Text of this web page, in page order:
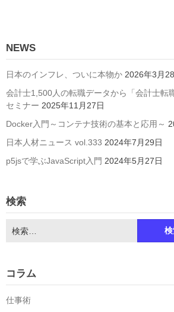
NEWS
日本のインフレ、ついに本物か 2026年3月
会計士1,500人の転職データから「会計士転
セミナー 2025年11月27日
Docker入門～コンテナ技術の基本と応用～
日本人材ニュース vol.333 2024年7月29日
p5jsで学ぶJavaScript入門 2024年5月27日
検索
検
索:
コラム
仕事術